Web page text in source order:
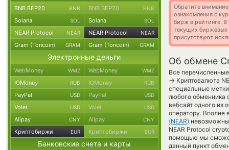
Обратите
ознакомления с
бирж в рейтинге. В
текущих биржевых
присутствуют
Об обмене
Все
→ Криптовалюта
специальные
любого обменника
вебсайт одного из
оператору. Вполне
(NEAR)
NEAR Protocol
помощью мы
данный пункт
BNB BEP20 BNB BNB BEP20 BNB
Solana SOL Solana SOL
NEAR Protocol NEAR NEAR Protocol NEAR
Gram (Toncoin) GRAM Gram (Toncoin) GRAM
Электронные деньги
WebMoney WMZ WebMoney WMZ
ЮMoney RUB ЮMoney RUB
PayPal USD PayPal USD
Volet USD Volet USD
Alipay CNY Alipay CNY
Криптобиржи EUR Криптобиржи EUR
Банковские счета и карты